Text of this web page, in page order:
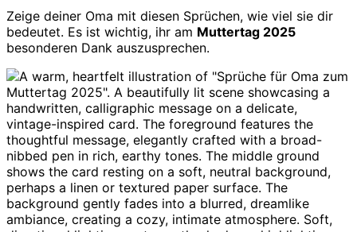
Zeige deiner Oma mit diesen Sprüchen, wie viel sie dir
bedeutet. Es ist wichtig, ihr am Muttertag 2025
besonderen Dank auszusprechen.